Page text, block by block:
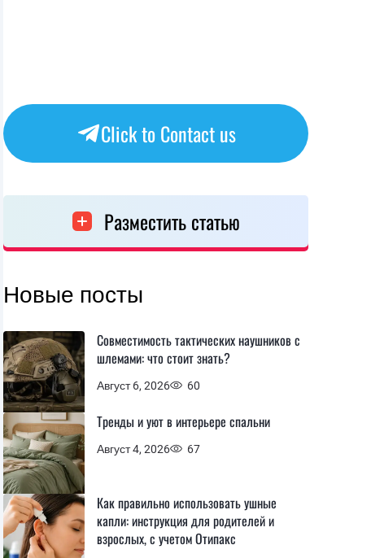
Click to Contact us
Разместить статью
Новые посты
Август 6, 2026 60
Совместимость тактических наушников с
шлемами: что стоит знать?
Август 4, 2026 67
Тренды и уют в интерьере спальни
Как правильно использовать ушные
капли: инструкция для родителей и
взрослых, с учетом Отипакс